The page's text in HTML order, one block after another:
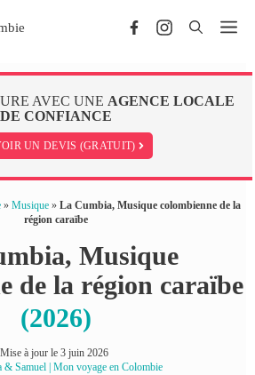
AVEC UNE AGENCE LOCALE
DE CONFIANCE
UN DEVIS (GRATUIT)
» Musique » La Cumbia, Musique colombienne de la
région caraïbe
Musique
de la région caraïbe
(2026)
Mise à jour le 3 juin 2026
& Samuel | Mon voyage en Colombie